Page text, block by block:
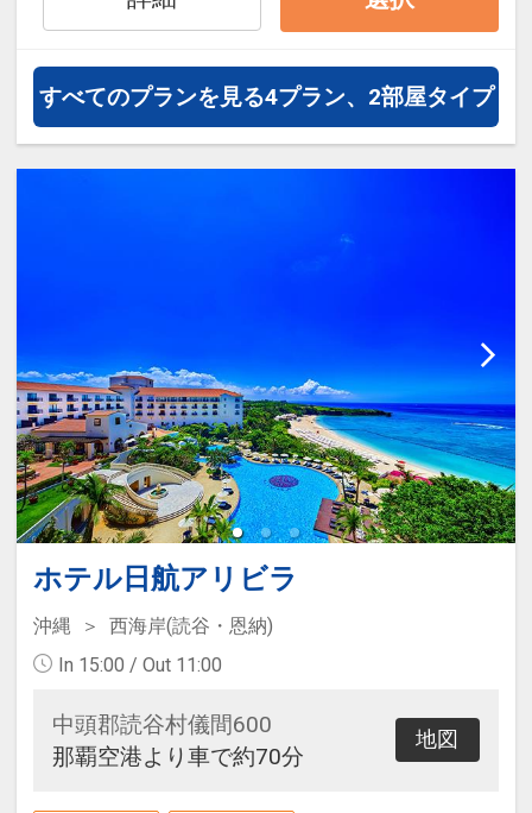
土地ならではの食材を活かし、歴史
や文化とともに受け継がれてきた
「郷土料理」は旅の楽しみのひと
つ。郷土料理はもちろんのこと、プ
ティホットドッグやパンケーキとい
料理など、津井手を伸ばしたくなる
●ザ・ラウンジ●
15:00～ 18:00 樂遇（らぐ）／ｲﾌﾞﾆﾝ
ｸﾞｿｰｼｬﾙ 21:00～ 23:00 鳥渡（ちょ
っと）／ナイトキャップ
ご宿泊のお客様がどなたでもご利用
いただけるラウンジをご用意してお
ります。
ラウンジでは、スパークリングワイ
ン、赤ワインや白ワイン、ビールな
どのお酒、コーヒー、紅茶、ハーブ
ウォーターなどのソフトドリンクに
おつまみを無料でご用意しておりま
す。
時間帯によってご提供内容が異なり
ますのでぜひ、時間を変えてご利用
すべてのプランを見る4プラン、2部屋タイプ
ホテル日航アリビラ
沖縄
西海岸(読谷・恩納)
In 15:00 / Out 11:00
中頭郡読谷村儀間600
那覇空港より車で約70分
地図